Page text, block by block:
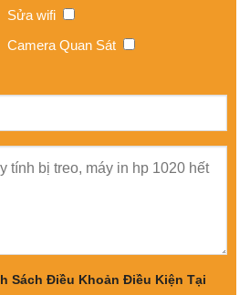
Sửa wifi
Camera Quan Sát
Sách Điều Khoản Điều Kiện Tại